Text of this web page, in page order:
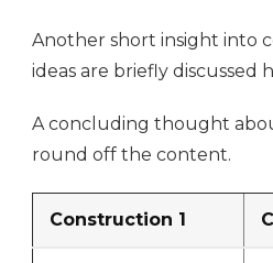
Another short insight into
ideas are briefly discussed
A concluding thought
round off the content.
Construction 1